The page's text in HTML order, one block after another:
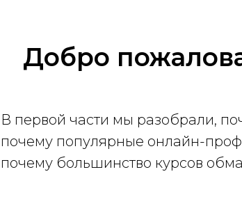
Добро
В первой части мы разобрали,
почему популярные онлайн-
почему большинство курсов